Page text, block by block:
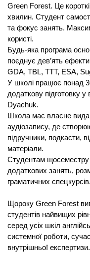
Green Forest. Це
хвилин. Студент
та фокус занять.
користі.
Будь-яка програма
поєднує дев’ять
GDA, TBL, TTT, ESA,
У школі працює понад
додаткову підготовку
Dyachuk.
Школа має власне
аудіозапису, де
підручники, подкасти,
матеріали.
Студентам щосеместру
додаткових занять,
граматичних спецкурсів.
Щороку Green Forest
студентів найвищих
серед усіх шкіл
системної роботи,
внутрішньої експертизи.